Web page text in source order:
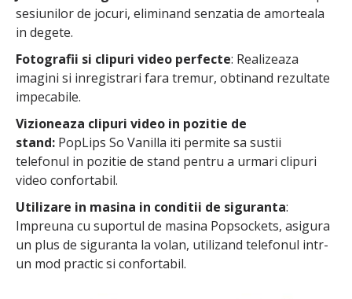
sesiunilor de jocuri, eliminand senzatia de amorteala
in degete.
Fotografii si clipuri video perfecte: Realizeaza
imagini si inregistrari fara tremur, obtinand rezultate
impecabile.
Vizioneaza clipuri video in pozitie de
stand: PopLips So Vanilla iti permite sa sustii
telefonul in pozitie de stand pentru a urmari clipuri
video confortabil.
Utilizare in masina in conditii de siguranta:
Impreuna cu suportul de masina Popsockets, asigura
un plus de siguranta la volan, utilizand telefonul intr-
un mod practic si confortabil.